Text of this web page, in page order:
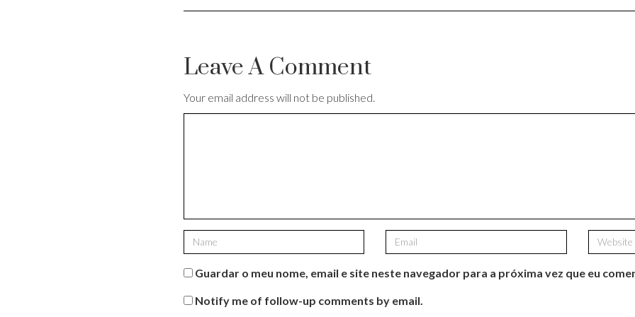
Leave A Comment
Your email address will not be published.
Guardar o meu nome, email e site neste navegador para a próxima vez que eu
Notify me of follow-up comments by email.